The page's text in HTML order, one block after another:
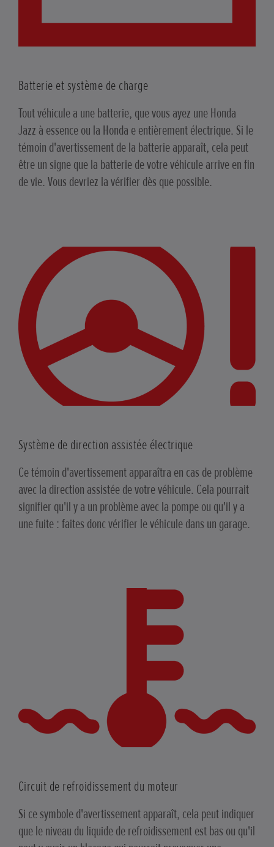
Batterie et système de charge
Tout véhicule a une batterie, que vous ayez une Honda
Jazz à essence ou la Honda e entièrement électrique. Si le
témoin d'avertissement de la batterie apparaît, cela peut
être un signe que la batterie de votre véhicule arrive en fin
de vie. Vous devriez la vérifier dès que possible.
Système de direction assistée électrique
Ce témoin d'avertissement apparaîtra en cas de problème
avec la direction assistée de votre véhicule. Cela pourrait
signifier qu'il y a un problème avec la pompe ou qu'il y a
une fuite : faites donc vérifier le véhicule dans un garage.
Circuit de refroidissement du moteur
Si ce symbole d'avertissement apparaît, cela peut indiquer
que le niveau du liquide de refroidissement est bas ou qu'il